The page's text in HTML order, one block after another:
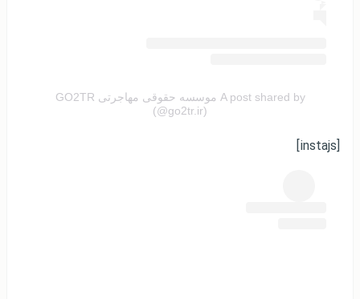
A post shared by موسسه حقوقی مهاجرتی GO2TR
(@go2tr.ir)
[instajs]